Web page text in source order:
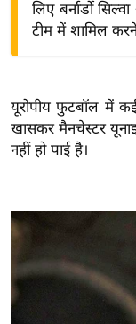
शे
ष
ज्ञ
ब
ट
लिए बर्नार्डो
टीम में शामिल
यूरोपीय फुटबॉल में
खासकर मैनचेस्टर
नहीं हो पाई है।